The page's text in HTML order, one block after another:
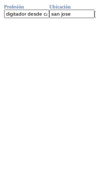
Profesión Ubicación